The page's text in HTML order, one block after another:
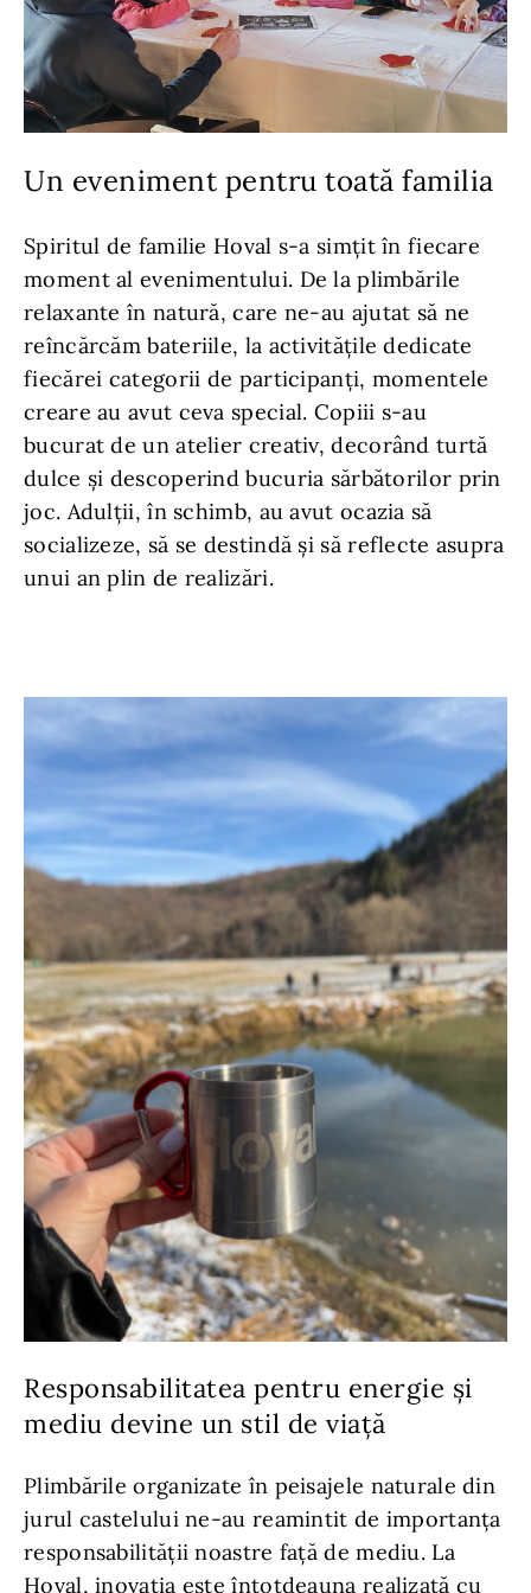
Un eveniment pentru toată familia
Spiritul de familie Hoval s-a simțit în fiecare
moment al evenimentului. De la plimbările
relaxante în natură, care ne-au ajutat să ne
reîncărcăm bateriile, la activitățile dedicate
fiecărei categorii de participanți, momentele
creare au avut ceva special. Copiii s-au
bucurat de un atelier creativ, decorând turtă
dulce și descoperind bucuria sărbătorilor prin
joc. Adulții, în schimb, au avut ocazia să
socializeze, să se destindă și să reflecte asupra
unui an plin de realizări.
Responsabilitatea pentru energie și
mediu devine un stil de viață
Plimbările organizate în peisajele naturale din
jurul castelului ne-au reamintit de importanța
responsabilității noastre față de mediu. La
Hoval, inovația este întotdeauna realizată cu